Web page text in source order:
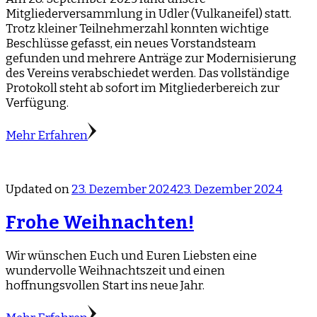
Mitgliederversammlung in Udler (Vulkaneifel) statt.
Trotz kleiner Teilnehmerzahl konnten wichtige
Beschlüsse gefasst, ein neues Vorstandsteam
gefunden und mehrere Anträge zur Modernisierung
des Vereins verabschiedet werden. Das vollständige
Protokoll steht ab sofort im Mitgliederbereich zur
Verfügung.
Mehr Erfahren
Updated on23. Dezember 202423. Dezember 2024
Frohe Weihnachten!
Wir wünschen Euch und Euren Liebsten eine
wundervolle Weihnachtszeit und einen
hoffnungsvollen Start ins neue Jahr.